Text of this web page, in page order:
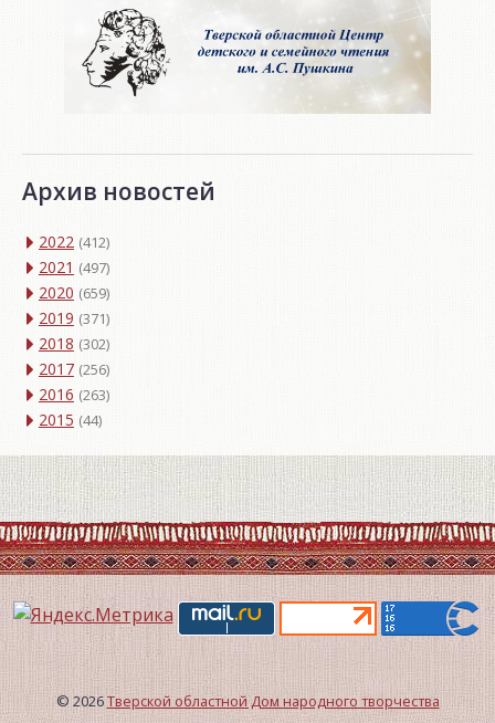
Архив новостей
2022 (412)
2021 (497)
2020 (659)
2019 (371)
2018 (302)
2017 (256)
2016 (263)
2015 (44)
© 2026Тверской областной Дом народного творчества